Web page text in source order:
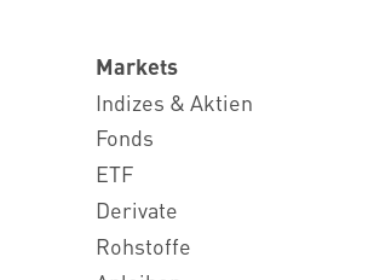
Markets
Indizes & Aktien
Fonds
ETF
Derivate
Rohstoffe